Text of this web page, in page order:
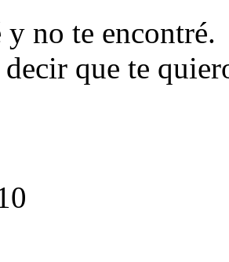
no te encontré.
decir que te